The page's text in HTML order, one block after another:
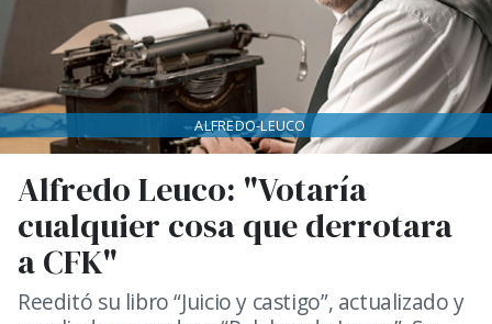
Alfredo Leuco: "Votaría
cualquier cosa que derrotara
a CFK"
Reeditó su libro “Juicio y castigo”, actualizado y
ALFREDO-LEUCO